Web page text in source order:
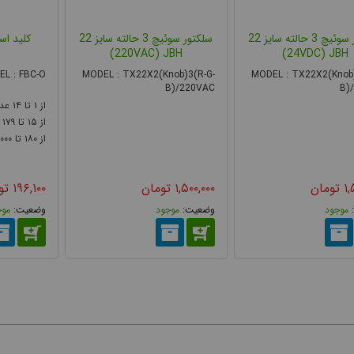
قفل‌شو نیز وجود دارند که با کلید فیزیکی قفل شده و فقط توسط شخص مجاز
اهمیت بالایی دارد.
سلکتور سوئیچ 3 حالته سایز 22
24VDC) JBH)
MODEL :
تومان
موجود
سلکتور سوئیچ 3 حالته سایز 22
220VAC) JBH)
MODEL : TX22X2(Knob)3(R-G-
B)/220VAC
۱,۵۰۰,۰۰۰ تومان
موجود
کلید
: FBC-O
۱ ۱۴
۱۵
۱۷۹
۱۸۰
۱۹۶,۱۰۰